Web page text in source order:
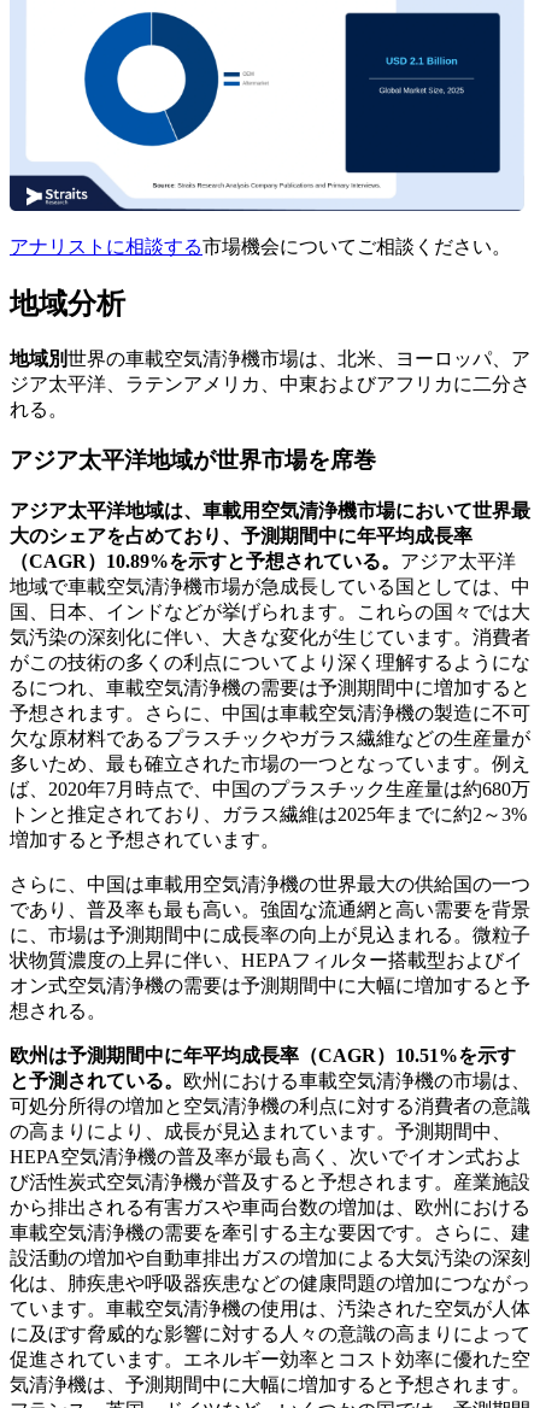
アナリストに相談する市場機会についてご相談ください。
地域分析
地域別世界の車載空気清浄機市場は、北米、ヨーロッパ、ア
ジア太平洋、ラテンアメリカ、中東およびアフリカに二分さ
れる。
アジア太平洋地域が世界市場を席巻
アジア太平洋地域は、車載用空気清浄機市場において世界最
大のシェアを占めており、予測期間中に年平均成長率
（CAGR）10.89%を示すと予想されている。 アジア太平洋
地域で車載空気清浄機市場が急成長している国としては、中
国、日本、インドなどが挙げられます。これらの国々では大
気汚染の深刻化に伴い、大きな変化が生じています。消費者
がこの技術の多くの利点についてより深く理解するようにな
るにつれ、車載空気清浄機の需要は予測期間中に増加すると
予想されます。さらに、中国は車載空気清浄機の製造に不可
欠な原材料であるプラスチックやガラス繊維などの生産量が
多いため、最も確立された市場の一つとなっています。例え
ば、2020年7月時点で、中国のプラスチック生産量は約680万
トンと推定されており、ガラス繊維は2025年までに約2～3%
増加すると予想されています。
さらに、中国は車載用空気清浄機の世界最大の供給国の一つ
であり、普及率も最も高い。強固な流通網と高い需要を背景
に、市場は予測期間中に成長率の向上が見込まれる。微粒子
状物質濃度の上昇に伴い、HEPAフィルター搭載型およびイ
オン式空気清浄機の需要は予測期間中に大幅に増加すると予
想される。
欧州は予測期間中に年平均成長率（CAGR）10.51%を示す
と予測されている。 欧州における車載空気清浄機の市場は、
可処分所得の増加と空気清浄機の利点に対する消費者の意識
の高まりにより、成長が見込まれています。予測期間中、
HEPA空気清浄機の普及率が最も高く、次いでイオン式およ
び活性炭式空気清浄機が普及すると予想されます。産業施設
から排出される有害ガスや車両台数の増加は、欧州における
車載空気清浄機の需要を牽引する主な要因です。さらに、建
設活動の増加や自動車排出ガスの増加による大気汚染の深刻
化は、肺疾患や呼吸器疾患などの健康問題の増加につながっ
ています。車載空気清浄機の使用は、汚染された空気が人体
に及ぼす脅威的な影響に対する人々の意識の高まりによって
促進されています。エネルギー効率とコスト効率に優れた空
気清浄機は、予測期間中に大幅に増加すると予想されます。